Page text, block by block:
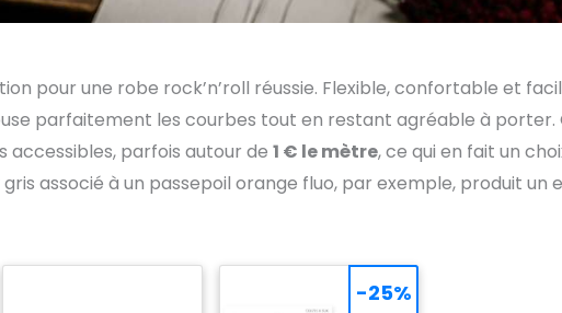
pour une robe rock’n’roll réussie. Flexible, confortable et
parfaitement les courbes tout en restant agréable à porter.
accessibles, parfois autour de 1 € le mètre, ce qui en fait un
associé à un passepoil orange fluo, par exemple, produit un
-25%